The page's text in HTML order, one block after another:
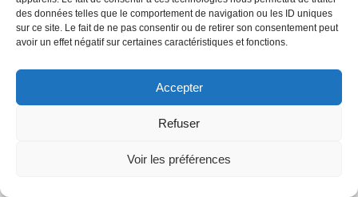
des données telles que le comportement de navigation ou les ID uniques
sur ce site. Le fait de ne pas consentir ou de retirer son consentement peut
avoir un effet négatif sur certaines caractéristiques et fonctions.
Accepter
Refuser
Voir les préférences
LIRE LA SUITE